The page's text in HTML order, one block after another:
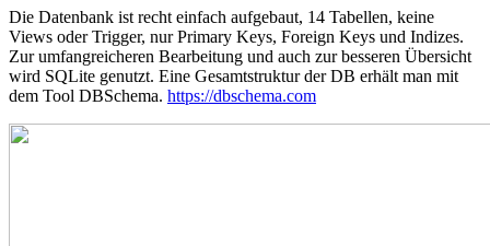
Die Datenbank ist recht einfach aufgebaut, 14 Tabellen, keine
Views oder Trigger, nur Primary Keys, Foreign Keys und Indizes.
Zur umfangreicheren Bearbeitung und auch zur besseren Übersicht
wird SQLite genutzt. Eine Gesamtstruktur der DB erhält man mit
dem Tool DBSchema. https://dbschema.com